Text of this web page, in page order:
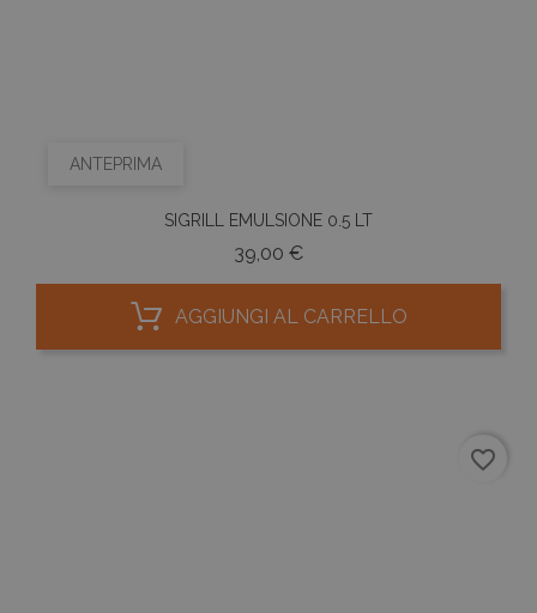
ANTEPRIMA
SIGRILL EMULSIONE 0.5 LT
39,00 €Prezzo
AGGIUNGI AL CARRELLO
favorite_border